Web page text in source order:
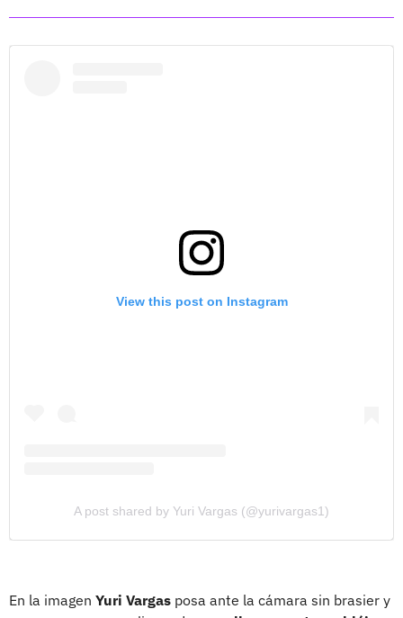
View this post on Instagram
A post shared by Yuri Vargas (@yurivargas1)
En la imagen Yuri Vargas posa ante la cámara sin brasier y